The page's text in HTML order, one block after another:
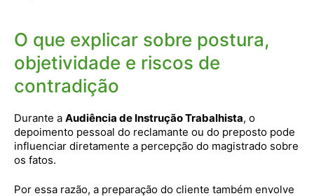
O que explicar sobre postura,
objetividade e riscos de
contradição
Durante a Audiência de Instrução Trabalhista, o
depoimento pessoal do reclamante ou do preposto pode
influenciar diretamente a percepção do magistrado sobre
os fatos.
Por essa razão, a preparação do cliente também envolve